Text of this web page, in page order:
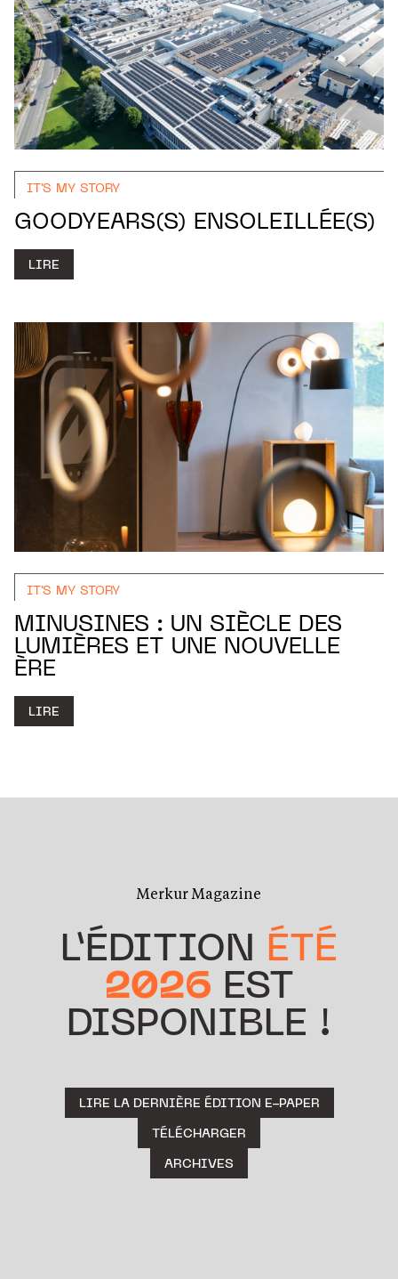
IT'S MY STORY
GOODYEARS(S) ENSOLEILLÉE(S)
LIRE
IT'S MY STORY
MINUSINES : UN SIÈCLE DES
LUMIÈRES ET UNE NOUVELLE
ÈRE
LIRE
Merkur Magazine
L’ÉDITION ÉTÉ
2026 EST
DISPONIBLE !
LIRE LA DERNIÈRE ÉDITION E-PAPER
TÉLÉCHARGER
ARCHIVES